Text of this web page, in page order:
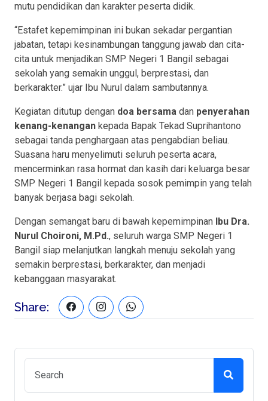
mutu pendidikan dan karakter peserta didik.
“Estafet kepemimpinan ini bukan sekadar pergantian
jabatan, tetapi kesinambungan tanggung jawab dan cita-
cita untuk menjadikan SMP Negeri 1 Bangil sebagai
sekolah yang semakin unggul, berprestasi, dan
berkarakter.” ujar Ibu Nurul dalam sambutannya.
Kegiatan ditutup dengan doa bersama dan penyerahan
kenang-kenangan kepada Bapak Tekad Suprihantono
sebagai tanda penghargaan atas pengabdian beliau.
Suasana haru menyelimuti seluruh peserta acara,
mencerminkan rasa hormat dan kasih dari keluarga besar
SMP Negeri 1 Bangil kepada sosok pemimpin yang telah
banyak berjasa bagi sekolah.
Dengan semangat baru di bawah kepemimpinan Ibu Dra.
Nurul Choironi, M.Pd., seluruh warga SMP Negeri 1
Bangil siap melanjutkan langkah menuju sekolah yang
semakin berprestasi, berkarakter, dan menjadi
kebanggaan masyarakat.
Share: